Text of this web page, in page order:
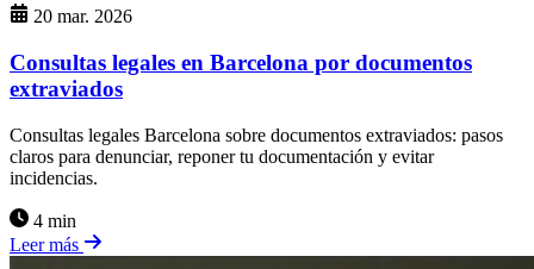
20 mar. 2026
Consultas legales en Barcelona por documentos
extraviados
Consultas legales Barcelona sobre documentos extraviados: pasos
claros para denunciar, reponer tu documentación y evitar
incidencias.
4 min
Leer más